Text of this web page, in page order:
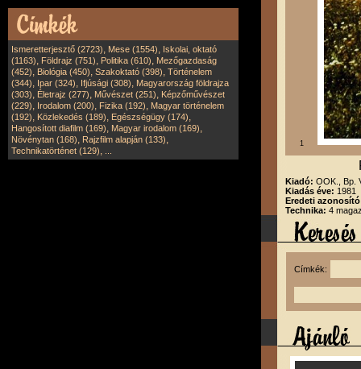
Ismeretterjesztő (2723), Mese (1554), Iskolai, oktató
(1163), Földrajz (751), Politika (610), Mezőgazdaság
(452), Biológia (450), Szakoktató (398), Történelem
(344), Ipar (324), Ifjúsági (308), Magyarország földrajza
(303), Életrajz (277), Művészet (251), Képzőművészet
(229), Irodalom (200), Fizika (192), Magyar történelem
(192), Közlekedés (189), Egészségügy (174),
Hangosított diafilm (169), Magyar irodalom (169),
Növénytan (168), Rajzfilm alapján (133),
Technikatörténet (129),
1
Kiadó: OOK., Bp.
Kiadás éve: 1981
Eredeti
Technika: 4
Címkék: